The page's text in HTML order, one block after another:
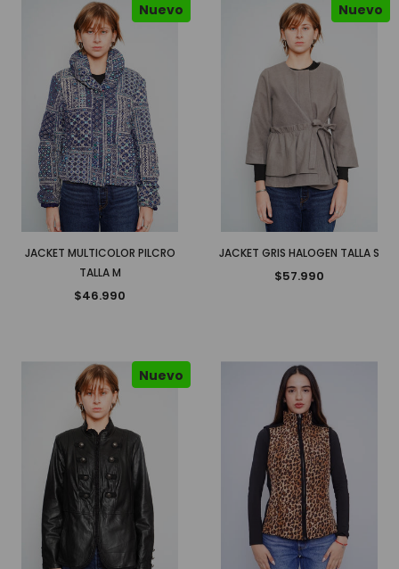
Nuevo
JACKET MULTICOLOR PILCRO
TALLA M
$46.990
Nuevo
JACKET GRIS HALOGEN TALLA S
$57.990
Nuevo